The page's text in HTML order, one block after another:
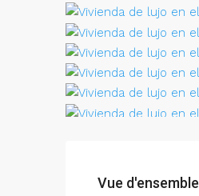
Vue d'ensemble